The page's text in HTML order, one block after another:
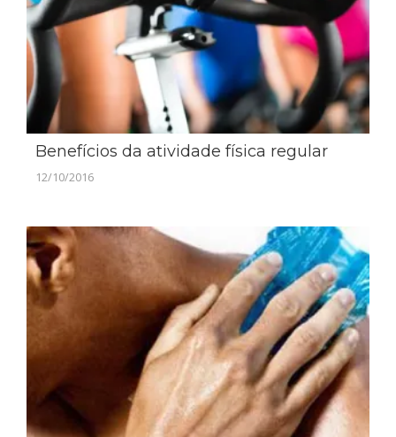
Benefícios da atividade física regular
12/10/2016